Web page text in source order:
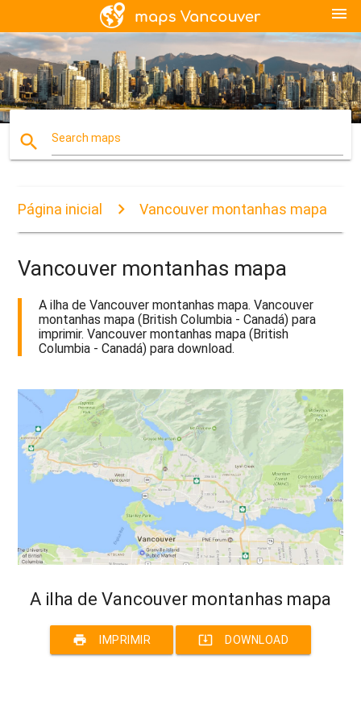
menu
search Search maps
Página inicial Vancouver montanhas mapa
Vancouver montanhas mapa
A ilha de Vancouver montanhas mapa. Vancouver
montanhas mapa (British Columbia - Canadá) para
imprimir. Vancouver montanhas mapa (British
Columbia - Canadá) para download.
A ilha de Vancouver montanhas mapa
print IMPRIMIR system_update_alt DOWNLOAD